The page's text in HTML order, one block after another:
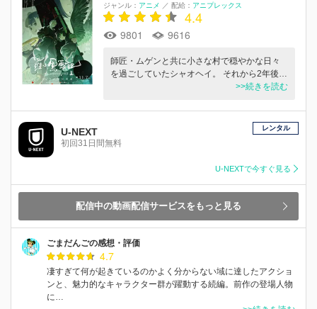
ジャンル： アニメ ／ 配給： アニプレックス
4.4
9801 9616
師匠・ムゲンと共に小さな村で穏やかな日々
を過ごしていたシャオヘイ。 それから2年後…
>>続きを読む
U-NEXT
初回31日間無料
レンタル
U-NEXTで今すぐ見る
配信中の動画配信サービスをもっと見る
ごまだんごの感想・評価
4.7
凄すぎて何が起きているのかよく分からない域に達したアクショ
ンと、魅力的なキャラクター群が躍動する続編。前作の登場人物
に…